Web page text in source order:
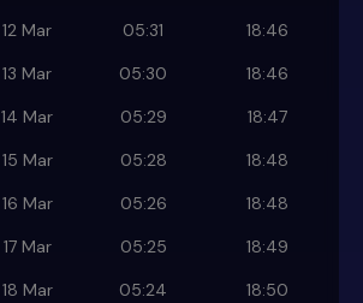
12 Mar 05:31
18:46
13 Mar 05:30
18:46
14 Mar 05:29
18:47
15 Mar 05:28
18:48
16 Mar 05:26
18:48
17 Mar 05:25
18:49
18 Mar 05:24 18:50